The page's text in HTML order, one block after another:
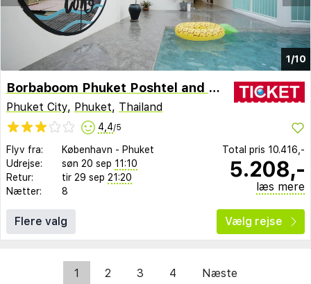
1/10
Borbaboom Phuket Poshtel and Hostel SHA by Zuzu
Phuket City, Phuket, Thailand
4,4/5
Flyv fra: København - Phuket
Udrejse:
søn 20 sep 11:10
Retur:
tir 29 sep 21:20
Nætter:
8
Total pris 10.416,-
5.208,-
læs mere
Flere valg Vælg rejse
1 2 3 4 Næste